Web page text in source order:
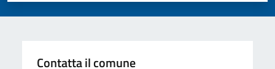
Contatta il comune